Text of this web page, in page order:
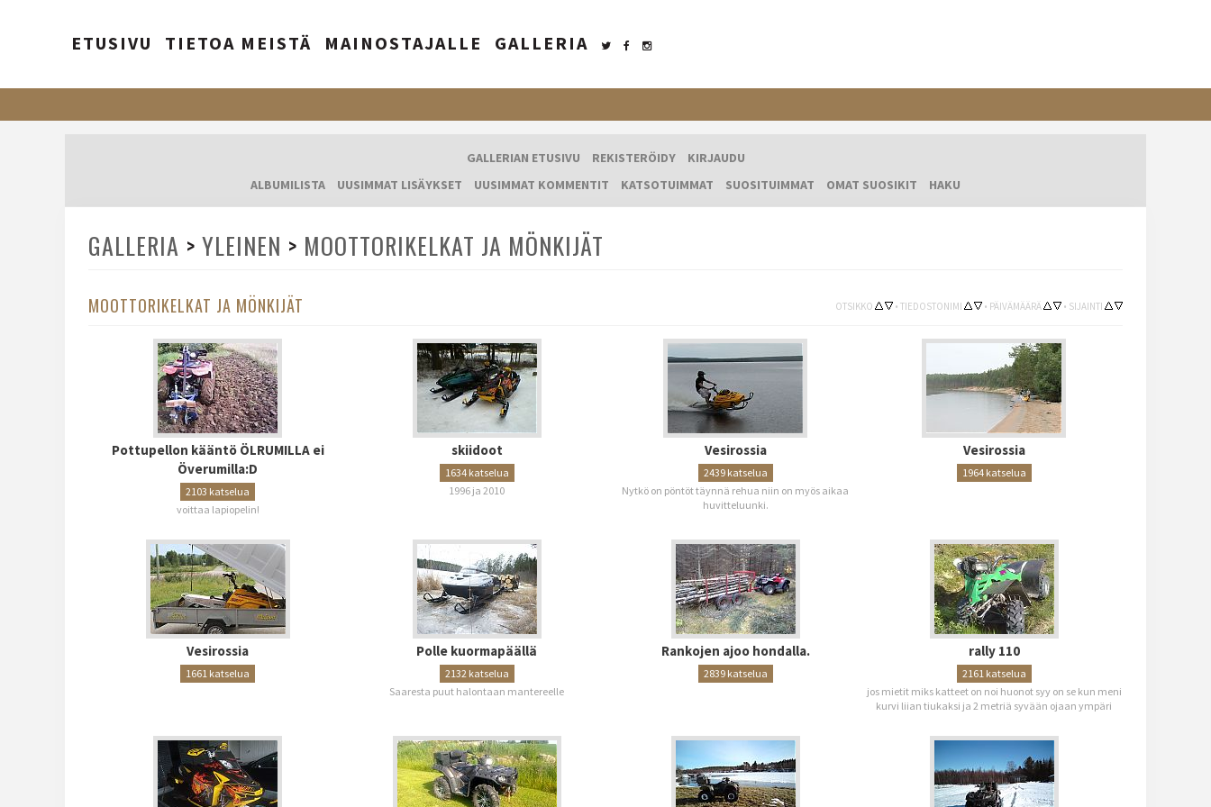
ETUSIVU TIETOA MEISTÄ MAINOSTAJALLE GALLERIA
GALLERIAN ETUSIVU REKISTERÖIDY
KIRJAUDU
ALBUMILISTA
UUSIMMAT LISÄYKSET UUSIMMAT KOMMENTIT KATSOTUIMMAT SUOSITUIMMAT OMAT SUOSIKIT HAKU
GALLERIA > YLEINEN > MOOTTORIKELKAT JA MÖNKIJÄT
MOOTTORIKELKAT JA MÖNKIJÄT OTSIKKO • TIEDOSTONIMI • PÄIVÄMÄÄRÄ • SIJAINTI
Pottupellon kääntö ÖLRUMILLA ei
Överumilla:D
2103 katselua
voittaa lapiopelin!
skiidoot
1634 katselua
1996 ja 2010
Vesirossia
2439 katselua
Nytkö on pöntöt täynnä rehua niin on myös aikaa
huvitteluunki.
Vesirossia
1964 katselua
Vesirossia
1661 katselua
Polle kuormapäällä
2132 katselua
Saaresta puut halontaan mantereelle
Rankojen ajoo hondalla.
2839 katselua
rally 110
2161 katselua
jos mietit miks katteet on noi huonot syy on se kun meni
kurvi liian tiukaksi ja 2 metriä syvään ojaan ympäri